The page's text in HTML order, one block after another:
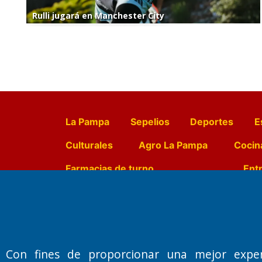
Rulli jugará en Manchester City
La Pampa Sepelios Deportes
Culturales
Agro La Pampa
Farmacias de turno
Primera edición: Domingo 3 de
Miembro de ADIRA,ADEPA y CPPAL
Con fines de proporcionar una mejor